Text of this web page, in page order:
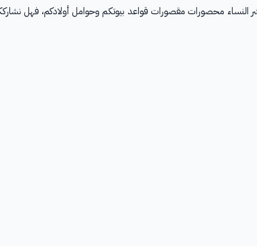
النساء محصورات مقصورات قواعد بيوتكم وحوامل أولادكم، فهل